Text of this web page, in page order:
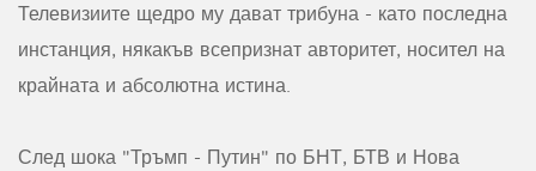
Телевизиите щедро му дават трибуна - като последна
инстанция, някакъв всепризнат авторитет, носител на
крайната и абсолютна истина.
След шока "Тръмп - Путин" по БНТ, БТВ и Нова